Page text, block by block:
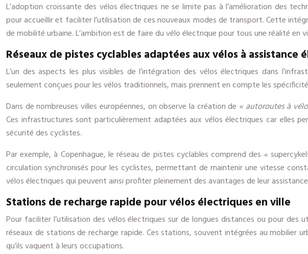
L’adoption croissante des vélos électriques ne se limite pas à l’amélioration des
pour accueillir et faciliter l’utilisation de ces nouveaux modes de transport. Cette
de mobilité urbaine. L’ambition est de faire du vélo électrique pour tous une réalité en
Réseaux de pistes cyclables adaptées aux vélos à assistance
L’un des aspects les plus visibles de l’intégration des vélos électriques dans
seulement conçues pour les vélos traditionnels, mais prennent en compte les
Dans de nombreuses villes européennes, on observe la création de « autoroutes à
Ces infrastructures sont particulièrement adaptées aux vélos électriques car elles
sécurité des cyclistes.
Par exemple, à Copenhague, le réseau de pistes cyclables comprend des «
circulation synchronisés pour les cyclistes, permettant de maintenir une vitesse
vélos électriques qui peuvent ainsi profiter pleinement des avantages de leur
Stations de recharge rapide pour vélos électriques en ville
Pour faciliter l’utilisation des vélos électriques sur de longues distances ou pour des
réseaux de stations de recharge rapide. Ces stations, souvent intégrées au
qu’ils vaquent à leurs occupations.